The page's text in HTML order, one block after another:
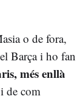
o de fora,
Barça i ho fan
més enllà
de com